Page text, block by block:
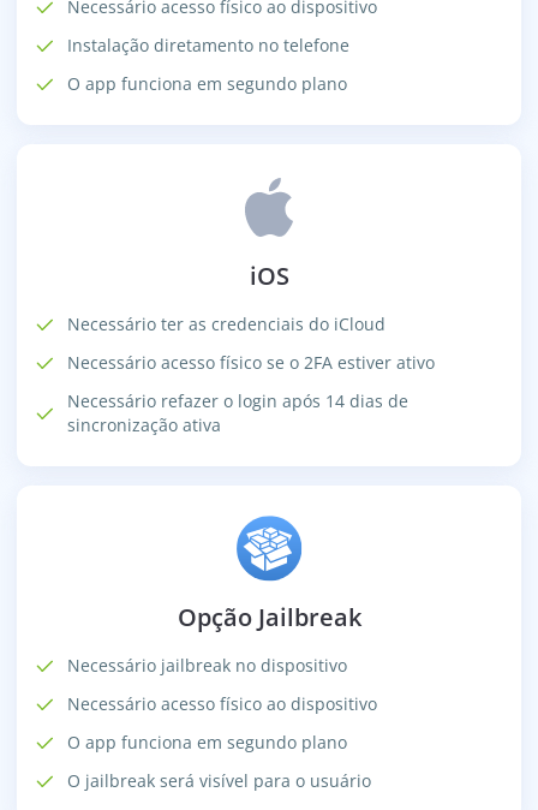
Necessário acesso físico ao dispositivo
Instalação diretamento no telefone
O app funciona em segundo plano
iOS
Necessário ter as credenciais do iCloud
Necessário acesso físico se o 2FA estiver ativo
Necessário refazer o login após 14 dias de
sincronização ativa
Opção Jailbreak
Necessário jailbreak no dispositivo
Necessário acesso físico ao dispositivo
O app funciona em segundo plano
O jailbreak será visível para o usuário